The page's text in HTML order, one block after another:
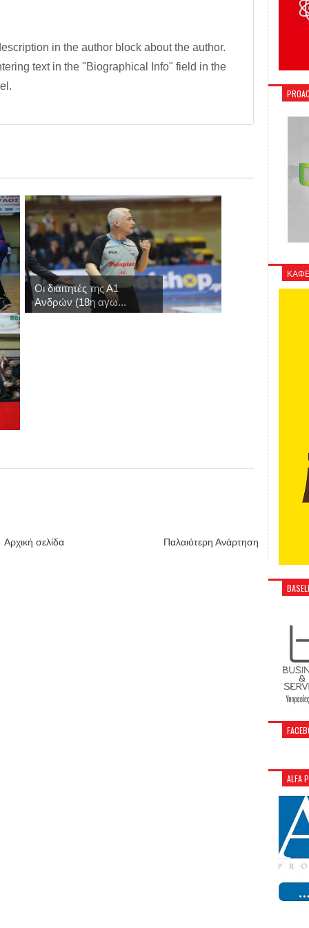
in the author block about the author.
text in the "Biographical Info" field in the
Οι διαιτητές της Α1
Ανδρών (18η αγω...
Παλαιότερη Ανάρτηση
Αρχική σελίδα
ALFA